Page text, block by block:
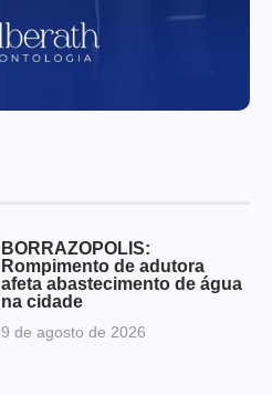
BORRAZÓPOLIS:
Rompimento de adutora
afeta abastecimento de água
na cidade
9 de agosto de 2026